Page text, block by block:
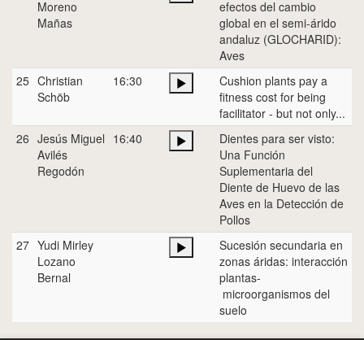
Moreno
Mañas
efectos del cambio
global en el semi-árido
andaluz (GLOCHARID):
Aves
25 Christian
Schöb
16:30
Cushion plants pay a
fitness cost for being
facilitator - but not only...
26 Jesús Miguel
Avilés
Regodón
16:40
Dientes para ser visto:
Una Función
Suplementaria del
Diente de Huevo de las
Aves en la Detección de
Pollos
27 Yudi Mirley
Lozano
Bernal
Sucesión secundaria en
zonas áridas: interacción
plantas-
microorganismos del
suelo